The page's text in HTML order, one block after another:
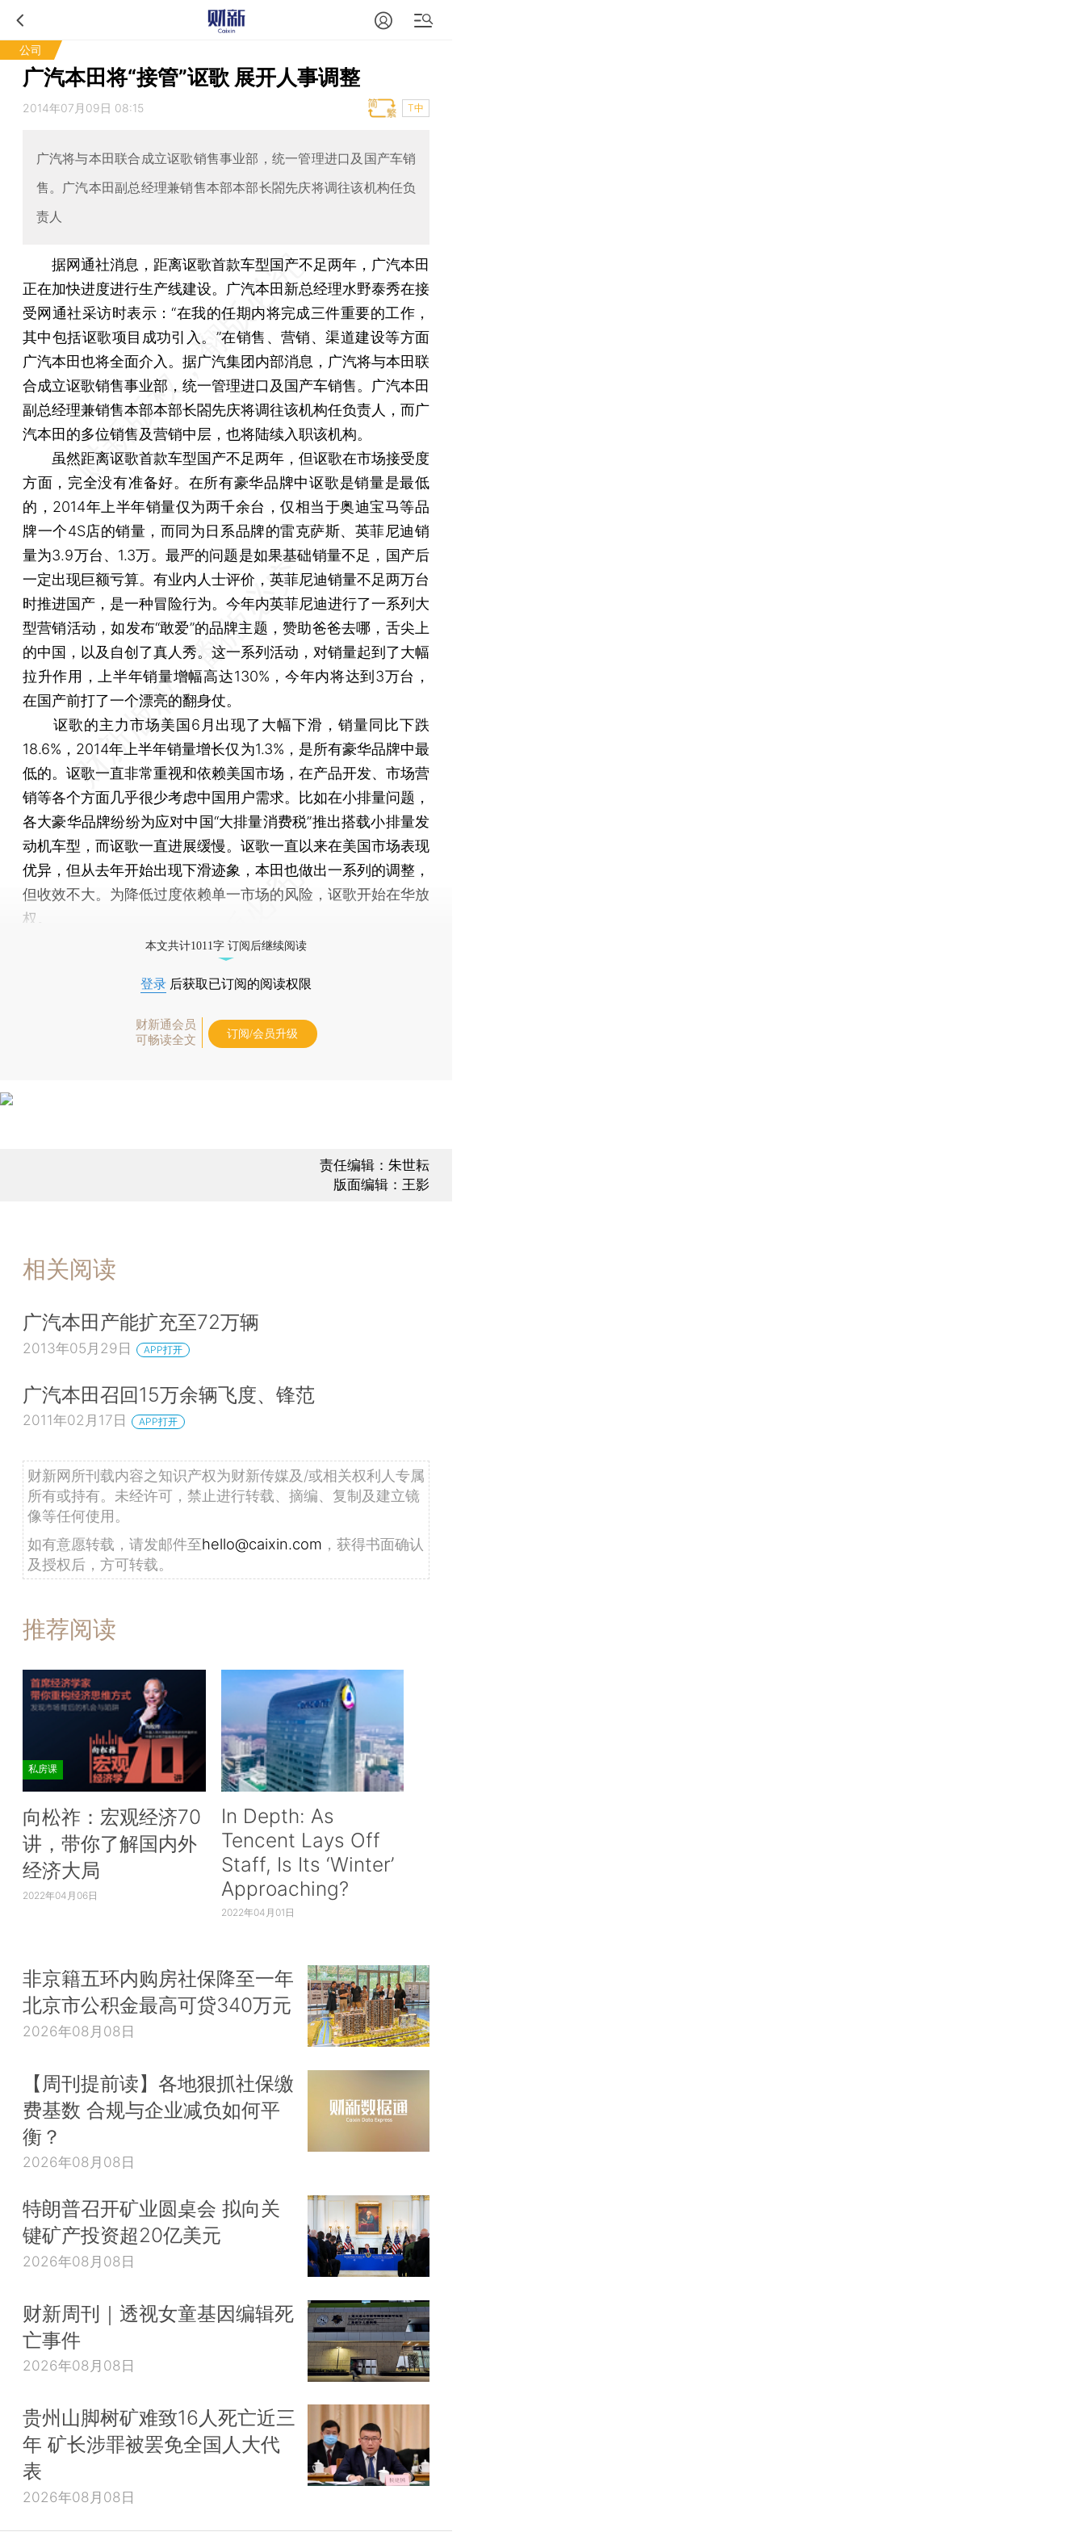
公司
广汽本田将“接管”讴歌 展开人事调整
2014年07月09日 08:15 T中
广汽将与本田联合成立讴歌销售事业部，统一管理进口及国产车销
售。广汽本田副总经理兼销售本部本部长閤先庆将调往该机构任负
责人
据网通社消息，距离讴歌首款车型国产不足两年，广汽本田
正在加快进度进行生产线建设。广汽本田新总经理水野泰秀在接
受网通社采访时表示：“在我的任期内将完成三件重要的工作，
其中包括讴歌项目成功引入。”在销售、营销、渠道建设等方面
广汽本田也将全面介入。据广汽集团内部消息，广汽将与本田联
合成立讴歌销售事业部，统一管理进口及国产车销售。广汽本田
副总经理兼销售本部本部长閤先庆将调往该机构任负责人，而广
汽本田的多位销售及营销中层，也将陆续入职该机构。
虽然距离讴歌首款车型国产不足两年，但讴歌在市场接受度
方面，完全没有准备好。在所有豪华品牌中讴歌是销量是最低
的，2014年上半年销量仅为两千余台，仅相当于奥迪宝马等品
牌一个4S店的销量，而同为日系品牌的雷克萨斯、英菲尼迪销
量为3.9万台、1.3万。最严的问题是如果基础销量不足，国产后
一定出现巨额亏算。有业内人士评价，英菲尼迪销量不足两万台
时推进国产，是一种冒险行为。今年内英菲尼迪进行了一系列大
型营销活动，如发布“敢爱”的品牌主题，赞助爸爸去哪，舌尖上
的中国，以及自创了真人秀。这一系列活动，对销量起到了大幅
拉升作用，上半年销量增幅高达130%，今年内将达到3万台，
在国产前打了一个漂亮的翻身仗。
讴歌的主力市场美国6月出现了大幅下滑，销量同比下跌
18.6%，2014年上半年销量增长仅为1.3%，是所有豪华品牌中最
低的。讴歌一直非常重视和依赖美国市场，在产品开发、市场营
销等各个方面几乎很少考虑中国用户需求。比如在小排量问题，
各大豪华品牌纷纷为应对中国“大排量消费税”推出搭载小排量发
动机车型，而讴歌一直进展缓慢。讴歌一直以来在美国市场表现
优异，但从去年开始出现下滑迹象，本田也做出一系列的调整，
但收效不大。为降低过度依赖单一市场的风险，讴歌开始在华放
权。
本文共计1011字 订阅后继续阅读
登录 后获取已订阅的阅读权限
财新通会员
可畅读全文
订阅/会员升级
责任编辑：朱世耘
版面编辑：王影
相关阅读
广汽本田产能扩充至72万辆
2013年05月29日 APP打开
广汽本田召回15万余辆飞度、锋范
2011年02月17日 APP打开
财新网所刊载内容之知识产权为财新传媒及/或相关权利人专属
所有或持有。未经许可，禁止进行转载、摘编、复制及建立镜
像等任何使用。
如有意愿转载，请发邮件至hello@caixin.com ，获得书面确认
及授权后，方可转载。
推荐阅读
私房课
向松祚：宏观经济70
讲，带你了解国内外
经济大局
2022年04月06日
In Depth: As
Tencent Lays Off
Staff, Is Its ‘Winter’
Approaching?
2022年04月01日
非京籍五环内购房社保降至一年
北京市公积金最高可贷340万元
2026年08月08日
【周刊提前读】各地狠抓社保缴
费基数 合规与企业减负如何平
衡？
2026年08月08日
特朗普召开矿业圆桌会 拟向关
键矿产投资超20亿美元
2026年08月08日
财新周刊｜透视女童基因编辑死
亡事件
2026年08月08日
贵州山脚树矿难致16人死亡近三
年 矿长涉罪被罢免全国人大代
表
2026年08月08日